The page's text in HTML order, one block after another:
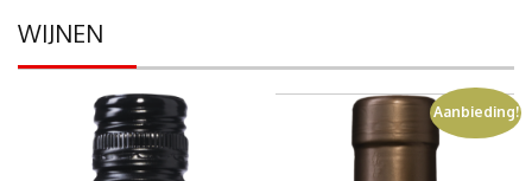
WIJNEN
Aanbieding!